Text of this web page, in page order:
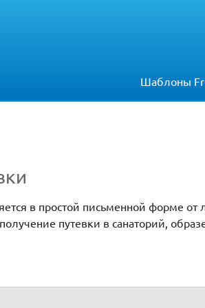
Шаблоны
в простой письменной форме от
путевки в санаторий,